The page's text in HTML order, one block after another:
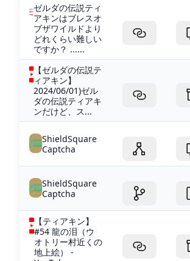
ゼルダの伝説ティ
アキンはブレスオ
ブザワイルドより
どれくらい難しい
ですか？ ......
【ゼルダの伝説テ
ィアキン】
2024/06/01)ゼル
ダの伝説ティアキ
ンだけど、ス...
ShieldSquare
Captcha
ShieldSquare
Captcha
【ティアキン】
#54 龍の泪（ウ
オトリー村近くの
地上絵） -